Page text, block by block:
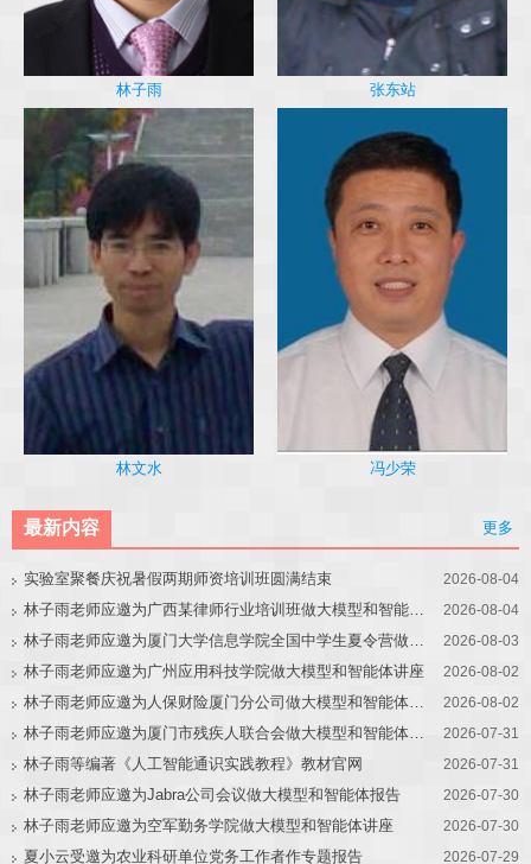
林子雨 张东站
林文水 冯少荣
最新内容 更多
实验室聚餐庆祝暑假两期师资培训班圆满结束 2026-08-04
林子雨老师应邀为广西某律师行业培训班做大模型和智能体讲座 2026-08-04
林子雨老师应邀为厦门大学信息学院全国中学生夏令营做大模型讲座 2026-08-03
林子雨老师应邀为广州应用科技学院做大模型和智能体讲座 2026-08-02
林子雨老师应邀为人保财险厦门分公司做大模型和智能体讲座 2026-08-02
林子雨老师应邀为厦门市残疾人联合会做大模型和智能体讲座 2026-07-31
林子雨等编著《人工智能通识实践教程》教材官网 2026-07-31
林子雨老师应邀为Jabra公司会议做大模型和智能体报告 2026-07-30
林子雨老师应邀为空军勤务学院做大模型和智能体讲座 2026-07-30
夏小云受邀为农业科研单位党务工作者作专题报告 2026-07-29